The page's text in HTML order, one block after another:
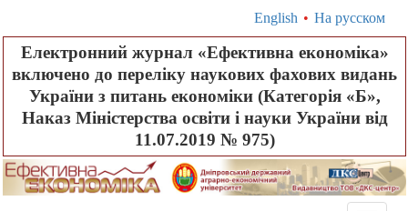
English • На русском
Електронний журнал «Ефективна економіка»
включено до переліку наукових фахових видань
України з питань економіки (Категорія «Б»,
Наказ Міністерства освіти і науки України від
11.07.2019 № 975)